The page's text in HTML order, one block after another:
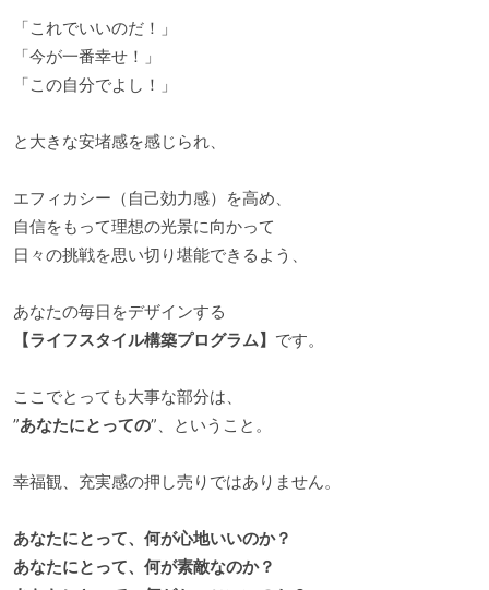
「これでいいのだ！」
「今が一番幸せ！」
「この自分でよし！」
と大きな安堵感を感じられ、
エフィカシー（自己効力感）を高め、
自信をもって理想の光景に向かって
日々の挑戦を思い切り堪能できるよう、
あなたの毎日をデザインする
【ライフスタイル構築プログラム】 です。
ここでとっても大事な部分は、
”あなたにとっての”、ということ。
幸福観、充実感の押し売りではありません。
あなたにとって、何が心地いいのか？
あなたにとって、何が素敵なのか？